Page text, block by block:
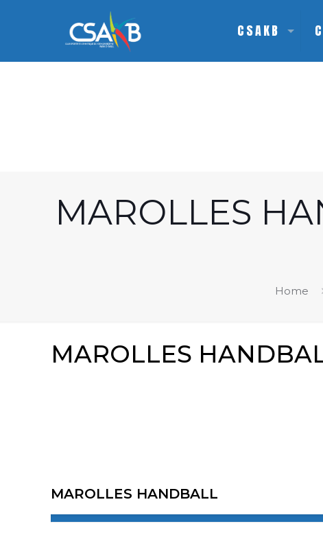
CSAKB
MAROLLES
Home
MAROLLES
MAROLLES HANDBALL